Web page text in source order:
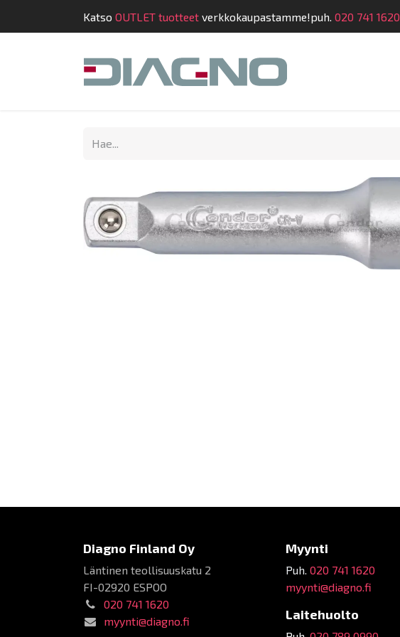
Katso OUTLET tuotteet verkkokaupastamme!puh. 020 741 1620
Kauppa Suunnittelu
Diagno Finland Oy
Läntinen teollisuuskatu 2
FI-02920 ESPOO
020 741 1620
myynti@diagno.fi
Myynti
Puh. 020 741 1620
myynti@diagno.fi
Laitehuolto